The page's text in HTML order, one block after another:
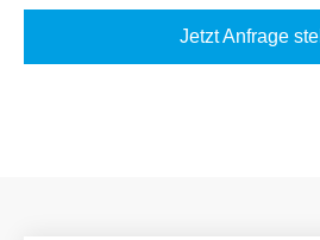
Jetzt Anfrage